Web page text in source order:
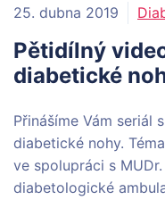
25. dubna 2019
Pětidílný
diabetické
Přinášíme Vám seriál
diabetické nohy.
ve spolupráci s
diabetologické